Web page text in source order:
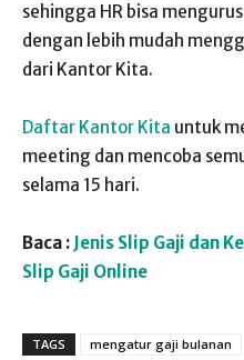
sehingga HR bisa
dengan lebih mudah
dari Kantor Kita.
Daftar Kantor Kita untuk
meeting dan mencoba
selama 15 hari.
Baca : Jenis Slip Gaji dan
Slip Gaji Online
TAGS mengatur gaji bulanan